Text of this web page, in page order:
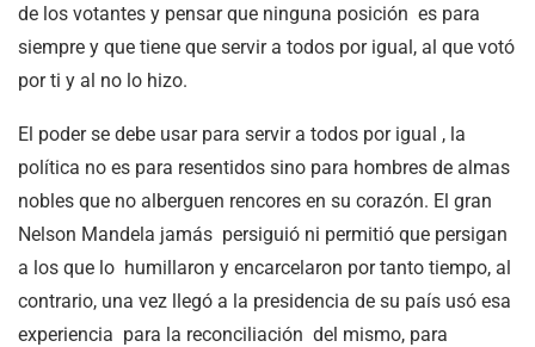
de los votantes y pensar que ninguna posición es para
siempre y que tiene que servir a todos por igual, al que votó
por ti y al no lo hizo.
El poder se debe usar para servir a todos por igual , la
política no es para resentidos sino para hombres de almas
nobles que no alberguen rencores en su corazón. El gran
Nelson Mandela jamás persiguió ni permitió que persigan
a los que lo humillaron y encarcelaron por tanto tiempo, al
contrario, una vez llegó a la presidencia de su país usó esa
experiencia para la reconciliación del mismo, para